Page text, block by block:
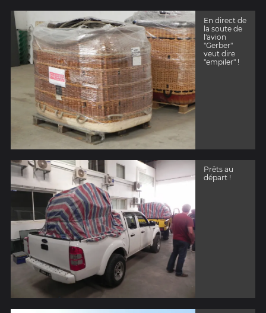
En direct de
la soute de
l'avion
"Gerber"
veut dire
"empiler" !
Prêts au
départ !